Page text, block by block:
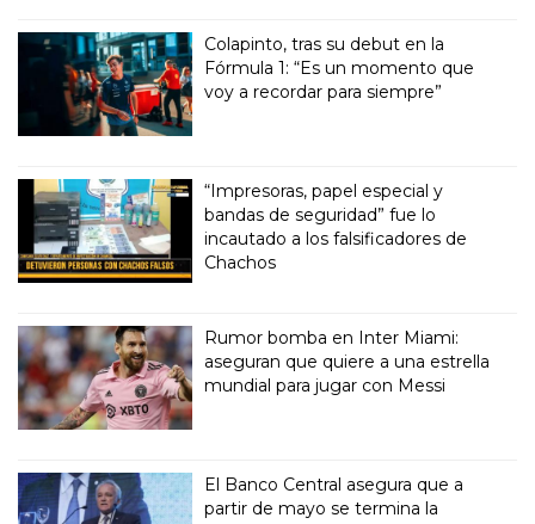
Colapinto, tras su debut en la
Fórmula 1: “Es un momento que
voy a recordar para siempre”
“Impresoras, papel especial y
bandas de seguridad” fue lo
incautado a los falsificadores de
Chachos
Rumor bomba en Inter Miami:
aseguran que quiere a una estrella
mundial para jugar con Messi
El Banco Central asegura que a
partir de mayo se termina la